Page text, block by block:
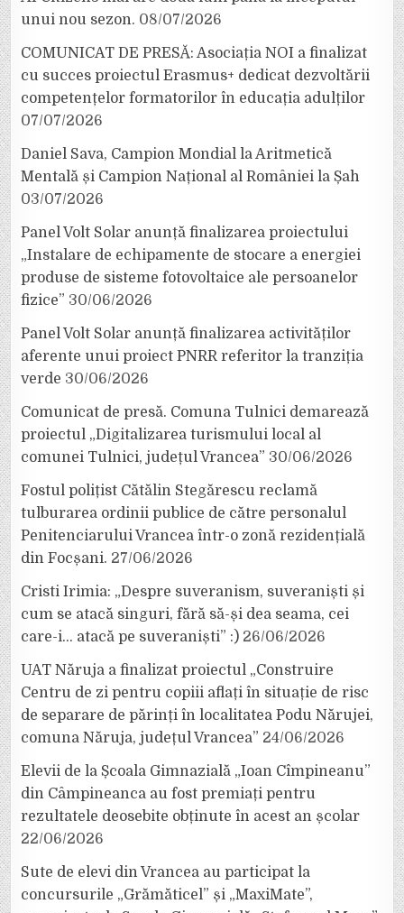
unui nou sezon. 08/07/2026
COMUNICAT DE PRESĂ: Asociația NOI a finalizat
cu succes proiectul Erasmus+ dedicat dezvoltării
competențelor formatorilor în educația adulților
07/07/2026
Daniel Sava, Campion Mondial la Aritmetică
Mentală și Campion Național al României la Șah
03/07/2026
Panel Volt Solar anunță finalizarea proiectului
„Instalare de echipamente de stocare a energiei
produse de sisteme fotovoltaice ale persoanelor
fizice” 30/06/2026
Panel Volt Solar anunță finalizarea activităților
aferente unui proiect PNRR referitor la tranziția
verde 30/06/2026
Comunicat de presă. Comuna Tulnici demarează
proiectul „Digitalizarea turismului local al
comunei Tulnici, județul Vrancea” 30/06/2026
Fostul polițist Cătălin Stegărescu reclamă
tulburarea ordinii publice de către personalul
Penitenciarului Vrancea într-o zonă rezidențială
din Focșani. 27/06/2026
Cristi Irimia: „Despre suveranism, suveraniști și
cum se atacă singuri, fără să-și dea seama, cei
care-i… atacă pe suveraniști” :) 26/06/2026
UAT Năruja a finalizat proiectul „Construire
Centru de zi pentru copiii aflați în situație de risc
de separare de părinți în localitatea Podu Nărujei,
comuna Năruja, județul Vrancea” 24/06/2026
Elevii de la Școala Gimnazială „Ioan Cîmpineanu”
din Câmpineanca au fost premiați pentru
rezultatele deosebite obținute în acest an școlar
22/06/2026
Sute de elevi din Vrancea au participat la
concursurile „Grămăticel” și „MaxiMate”,